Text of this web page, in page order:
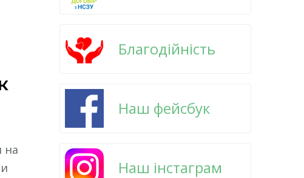
на
Благодійність
Наш фейсбук
Наш інстаграм